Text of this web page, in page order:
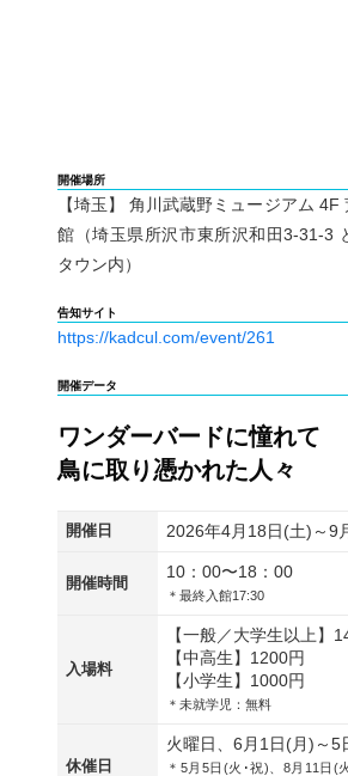
開催場所
【埼玉】 角川武蔵野ミュージアム 4F
館（埼玉県所沢市東所沢和田3-31-3
タウン内）
告知サイト
https://kadcul.com/event/261
開催データ
ワンダーバードに憧れて
鳥に取り憑かれた人々
開催日 2026年4月18日(土)～9
開催時間
10：00〜18：00
＊最終入館17:30
入場料
【一般／大学生以上】
【中高生】1200円
【小学生】1000円
＊未就学児：無料
休催日
火曜日、6月1日(月)～5
＊5月5日(火･祝)、8月11日(